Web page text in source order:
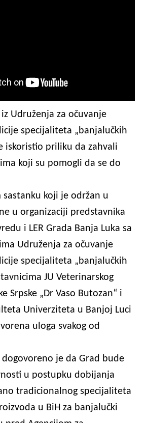
iz Udruženja za očuvanje
specijaliteta „banjalučkih
iskoristio priliku da zahvali
koji su pomogli da se do
sastanku koji je održan u
u organizaciji predstavnika
i LER Grada Banja Luka sa
Udruženja za očuvanje
specijaliteta „banjalučkih
JU Veterinarskog
Srpske „Dr Vaso Butozan“ i
Univerziteta u Banjoj Luci
uloga svakog od
je da Grad bude
u postupku dobijanja
tradicionalnog specijaliteta
u BiH za banjalučki